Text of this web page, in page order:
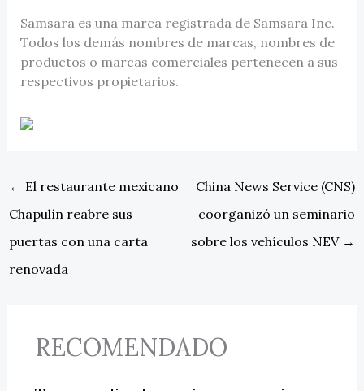
Samsara es una marca registrada de Samsara Inc.
Todos los demás nombres de marcas, nombres de
productos o marcas comerciales pertenecen a sus
respectivos propietarios.
← El restaurante mexicano
Chapulín reabre sus
puertas con una carta
renovada
China News Service (CNS)
coorganizó un seminario
sobre los vehículos NEV →
RECOMENDADO